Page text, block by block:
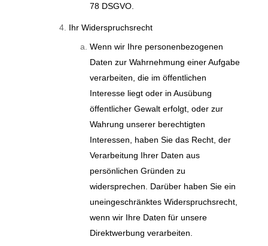
78 DSGVO.
Ihr Widerspruchsrecht
Wenn wir Ihre personenbezogenen
Daten zur Wahrnehmung einer Aufgabe
verarbeiten, die im öffentlichen
Interesse liegt oder in Ausübung
öffentlicher Gewalt erfolgt, oder zur
Wahrung unserer berechtigten
Interessen, haben Sie das Recht, der
Verarbeitung Ihrer Daten aus
persönlichen Gründen zu
widersprechen. Darüber haben Sie ein
uneingeschränktes Widerspruchsrecht,
wenn wir Ihre Daten für unsere
Direktwerbung verarbeiten.